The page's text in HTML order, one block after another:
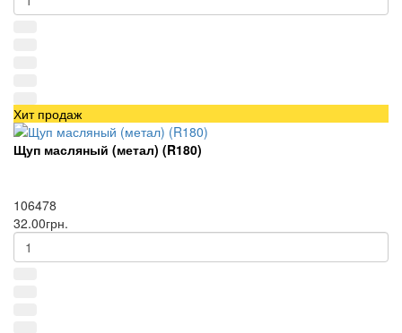
Хит продаж
Щуп масляный (метал) (R180)
106478
32.00грн.